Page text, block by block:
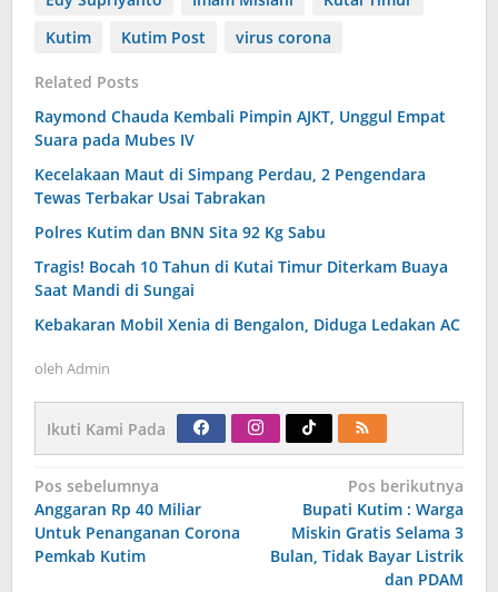
Kutim
Kutim Post virus corona
Related Posts
Raymond Chauda Kembali Pimpin AJKT, Unggul Empat
Suara pada Mubes IV
Kecelakaan Maut di Simpang Perdau, 2 Pengendara
Tewas Terbakar Usai Tabrakan
Polres Kutim dan BNN Sita 92 Kg Sabu
Tragis! Bocah 10 Tahun di Kutai Timur Diterkam Buaya
Saat Mandi di Sungai
Kebakaran Mobil Xenia di Bengalon, Diduga Ledakan AC
oleh Admin
Ikuti Kami Pada
Navigasi
pos
Pos sebelumnya
Anggaran Rp 40 Miliar
Untuk Penanganan Corona
Pemkab Kutim
Pos berikutnya
Bupati Kutim : Warga
Miskin Gratis Selama 3
Bulan, Tidak Bayar Listrik
dan PDAM